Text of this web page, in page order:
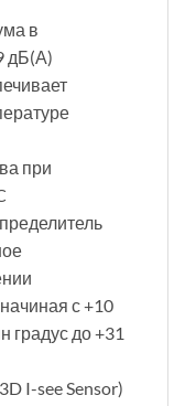
в
дБ(А)
при
с +10
градус до +31
I-see Sensor)